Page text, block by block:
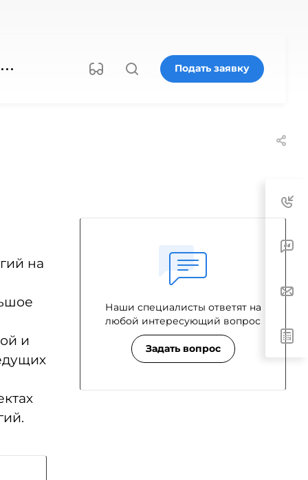
Подать заявку
на
и
Наши специалисты ответят на
любой интересующий вопрос
Задать вопрос